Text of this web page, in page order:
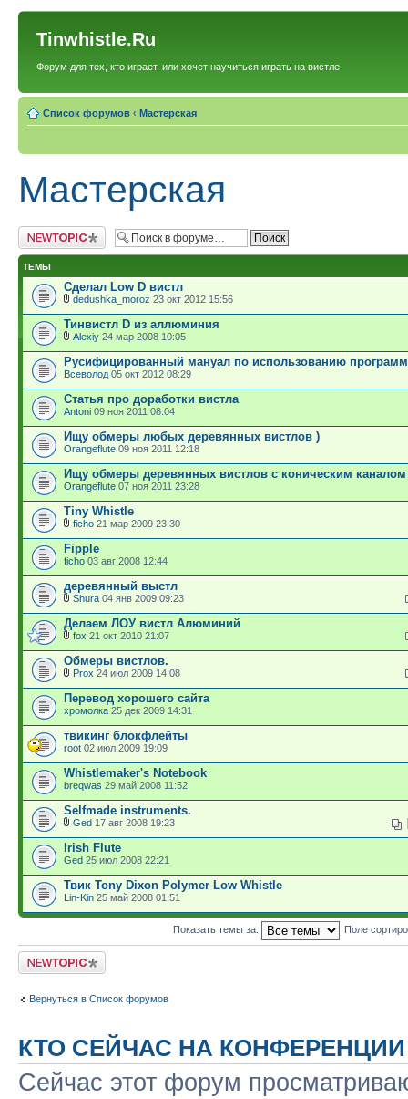
Tinwhistle.Ru
Форум для тех, кто играет, или хочет научиться играть на вистле
Список форумов ‹ Мастерская
Мастерская
Новая тема
ТЕМЫ
Сделал Low D вистл
dedushka_moroz 23 окт 2012 15:56
Тинвистл D из аллюминия
Alexiy 24 мар 2008 10:05
Русифицированный мануал по использованию
Всеволод 05 окт 2012 08:29
Статья про доработки вистла
Antoni 09 ноя 2011 08:04
Ищу обмеры любых деревянных вистлов )
Orangeflute 09 ноя 2011 12:18
Ищу обмеры деревянных вистлов с коническим каналом
Orangeflute 07 ноя 2011 23:28
Tiny Whistle
ficho 21 мар 2009 23:30
Fipple
ficho 03 авг 2008 12:44
деревянный выстл
Shura 04 янв 2009 09:23
Делаем ЛОУ вистл Алюминий
fox 21 окт 2010 21:07
Обмеры вистлов.
Prox 24 июл 2009 14:08
Перевод хорошего сайта
хромолка 25 дек 2009 14:31
твикинг блокфлейты
root 02 июл 2009 19:09
Whistlemaker's Notebook
breqwas 29 май 2008 11:52
Selfmade instruments.
Ged 17 авг 2008 19:23
Irish Flute
Ged 25 июл 2008 22:21
Твик Tony Dixon Polymer Low Whistle
Lin-Kin 25 май 2008 01:51
Показать темы за: Поле
Новая тема
Вернуться в Список форумов
КТО СЕЙЧАС НА КОНФЕРЕНЦИИ
Сейчас этот форум